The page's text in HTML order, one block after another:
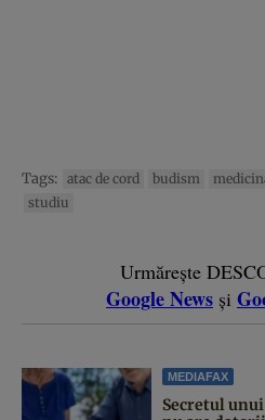
Tags: atac de cord budism
studiu
Urmărește
Google News și
MEDIAFAX
Secretul